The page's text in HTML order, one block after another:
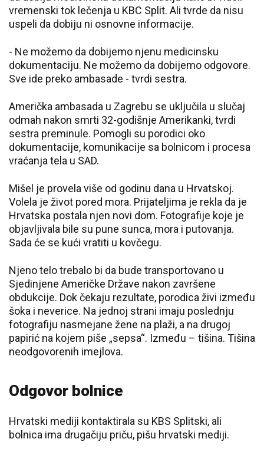
vremenski tok lečenja u KBC Split. Ali tvrde da nisu
uspeli da dobiju ni osnovne informacije.
- Ne možemo da dobijemo njenu medicinsku
dokumentaciju. Ne možemo da dobijemo odgovore.
Sve ide preko ambasade - tvrdi sestra.
Američka ambasada u Zagrebu se uključila u slučaj
odmah nakon smrti 32-godišnje Amerikanki, tvrdi
sestra preminule. Pomogli su porodici oko
dokumentacije, komunikacije sa bolnicom i procesa
vraćanja tela u SAD.
Mišel je provela više od godinu dana u Hrvatskoj.
Volela je život pored mora. Prijateljima je rekla da je
Hrvatska postala njen novi dom. Fotografije koje je
objavljivala bile su pune sunca, mora i putovanja.
Sada će se kući vratiti u kovčegu.
Njeno telo trebalo bi da bude transportovano u
Sjedinjene Američke Države nakon završene
obdukcije. Dok čekaju rezultate, porodica živi između
šoka i neverice. Na jednoj strani imaju poslednju
fotografiju nasmejane žene na plaži, a na drugoj
papirić na kojem piše „sepsa“. Između – tišina. Tišina
neodgovorenih imejlova.
Odgovor bolnice
Hrvatski mediji kontaktirala su KBS Splitski, ali
bolnica ima drugačiju priču, pišu hrvatski mediji.